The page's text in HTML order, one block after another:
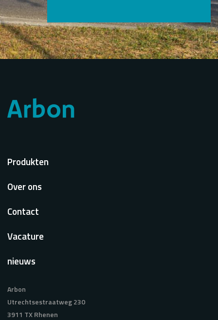
Voet
Produkten
Over ons
Contact
Vacature
nieuws
Arbon
Utrechtsestraatweg 230
3911 TX Rhenen